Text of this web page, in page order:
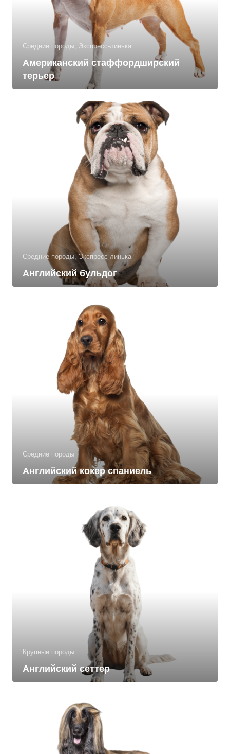
Средние породы, Экспресс-линька
Американский стаффордширский
терьер
Средние породы, Экспресс-линька
Английский бульдог
Средние породы
Английский кокер спаниель
Крупные породы
Английский сеттер